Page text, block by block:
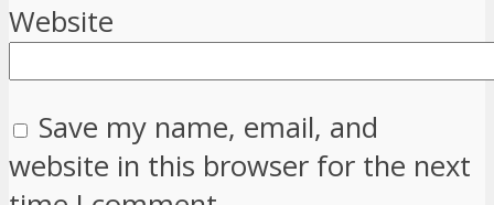
Website
Save my name, email, and
website in this browser for the next